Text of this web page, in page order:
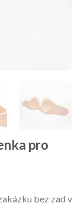
pro
bez zad v